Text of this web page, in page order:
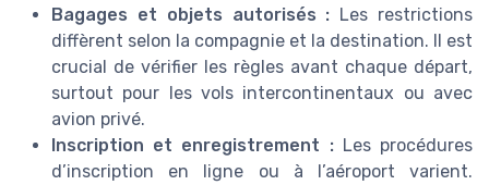
Bagages et objets autorisés : Les restrictions
diffèrent selon la compagnie et la destination. Il est
crucial de vérifier les règles avant chaque départ,
surtout pour les vols intercontinentaux ou avec
avion privé.
Inscription et enregistrement :Les procédures
d’inscription en ligne ou à l’aéroport varient.